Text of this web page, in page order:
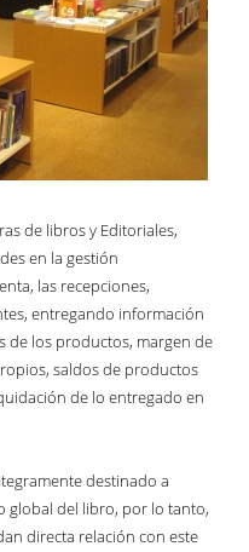
de libros y Editoriales,
en la gestión
las recepciones,
entregando información
de los productos, margen de
saldos de productos
de lo entregado en
destinado a
global del libro, por lo tanto,
directa relación con este